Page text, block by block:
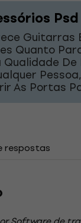
Psd
Guitarras
Quanto
Qualidade
As Portas
respostas